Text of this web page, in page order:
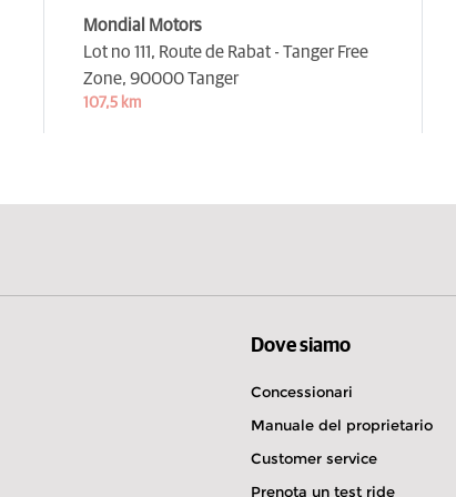
Mondial Motors
Lot no 111, Route de Rabat - Tanger Free
Zone, 90000 Tanger
107,5 km
Dove siamo
Concessionari
Manuale del proprietario
Customer service
Prenota un test ride